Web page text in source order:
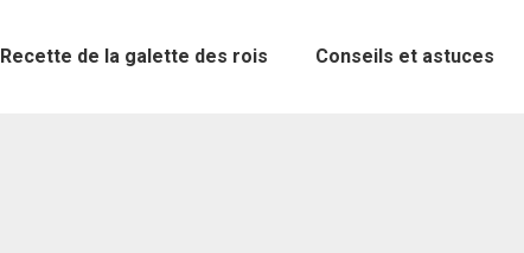
Recette de la galette des rois Conseils et astuces